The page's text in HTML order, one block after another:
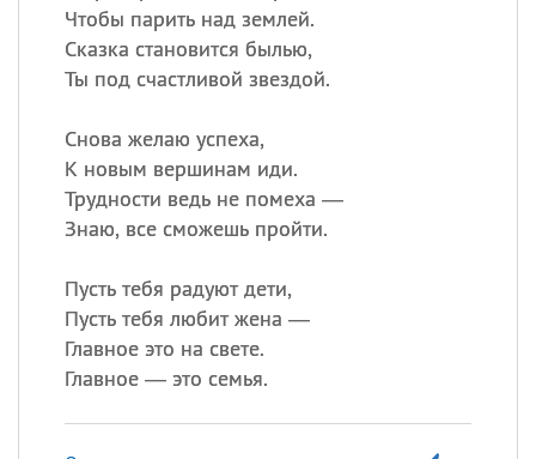
Чтобы парить над землей.
Сказка становится былью,
Ты под счастливой звездой.
Снова желаю успеха,
К новым вершинам иди.
Трудности ведь не помеха —
Знаю, все сможешь пройти.
Пусть тебя радуют дети,
Пусть тебя любит жена —
Главное это на свете.
Главное — это семья.